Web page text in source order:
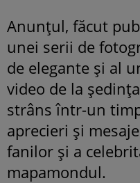
Anunțul, făcut
unei serii de
de elegante și al
video de la
strâns într-un
aprecieri și
fanilor și a
mapamondul.